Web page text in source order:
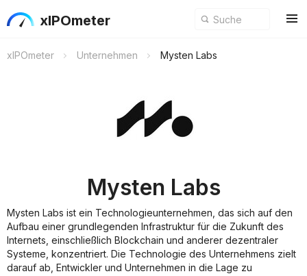
xIPOmeter
xIPOmeter Unternehmen Mysten Labs
Mysten Labs
Mysten Labs ist ein Technologieunternehmen, das sich auf den
Aufbau einer grundlegenden Infrastruktur für die Zukunft des
Internets, einschließlich Blockchain und anderer dezentraler
Systeme, konzentriert. Die Technologie des Unternehmens zielt
darauf ab, Entwickler und Unternehmen in die Lage zu